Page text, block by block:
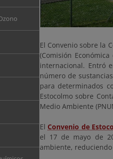
El Convenio sobre la
(Comisión
internacional. Entró
número de
para determinados
Estocolmo sobre
Medio Ambiente
El Convenio de
el 17 de mayo de
ambiente,